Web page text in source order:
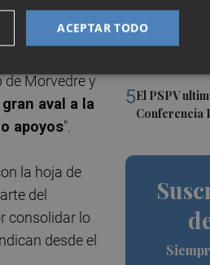
4Los
casi 12
5El PSPV
Conferencia
Pérez
de Morvedre y
aval a la
apoyos".
la hoja de
del
consolidar lo
desde el
ACEPTAR TODO